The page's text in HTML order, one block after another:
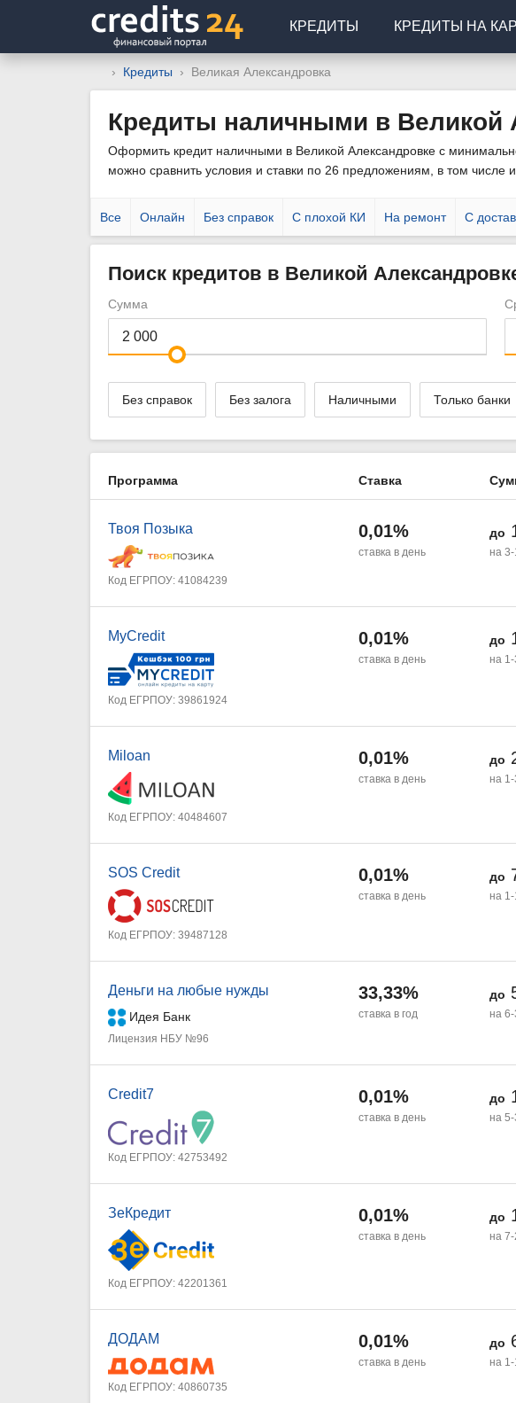
КРЕДИТЫ КРЕДИТЫ НА
Кредиты Великая Александровка
Кредиты наличными в Великой
Оформить кредит наличными в Великой Александровке с
можно сравнить условия и ставки по 26 предложениям, в том числе
Все Онлайн Без справок С плохой КИ На ремонт С
Поиск кредитов в Великой
Сумма
Без справок Без залога Наличными Только банки
Программа Ставка
Твоя Позыка
Код ЕГРПОУ: 41084239
0,01%
ставка в день
до
на
MyCredit
Код ЕГРПОУ: 39861924
0,01%
ставка в день
до
на
Miloan
Код ЕГРПОУ: 40484607
0,01%
ставка в день
до
на
SOS Credit
Код ЕГРПОУ: 39487128
0,01%
ставка в день
до
на
Деньги на любые нужды
Идея Банк
Лицензия НБУ №96
33,33%
ставка в год
до
на
Credit7
Код ЕГРПОУ: 42753492
0,01%
ставка в день
до
на
ЗеКредит
Код ЕГРПОУ: 42201361
0,01%
ставка в день
до
на
ДОДАМ
Код ЕГРПОУ: 40860735
0,01%
ставка в день
до
на